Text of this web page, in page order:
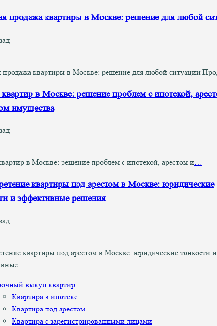
продажа квартиры в Москве: решение для любой
продажа квартиры в Москве: решение для любой ситуации
в Москве: решение проблем с ипотекой,
имущества
в Москве: решение проблем с ипотекой, арестом и…
квартиры под арестом в Москве: юридические
и эффективные решения
квартиры под арестом в Москве: юридические тонкости и
…
выкуп квартир
Квартира в ипотеке
Квартира под арестом
Квартира с зарегистрированными лицами